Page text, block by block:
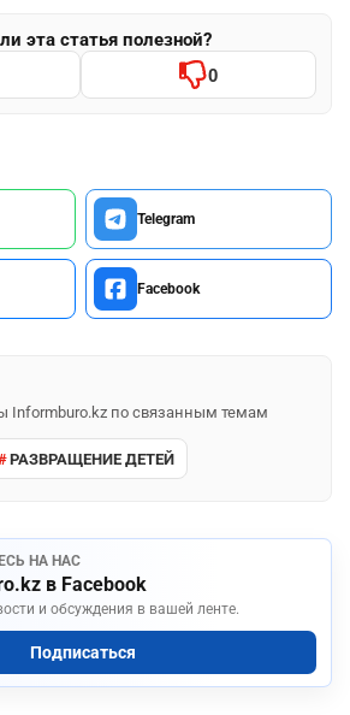
эта статья полезной?
0
Telegram
Facebook
Informburo.kz по связанным темам
РАЗВРАЩЕНИЕ ДЕТЕЙ
НА НАС
в Facebook
и обсуждения в вашей ленте.
Подписаться